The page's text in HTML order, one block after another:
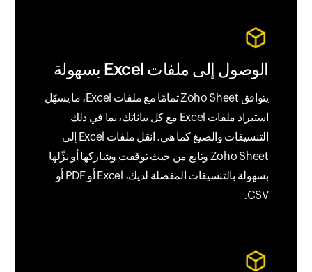
الوصول إلى ملفات Excel بسهولة
يتوافق Zoho Sheet تمامًا مع ملفات Excel، ما يسهّل
استيراد ملفات Excel مع كل بياناتك، بما في ذلك
التنسيقات والصيغ كما هي. انقل ملفات Excel إلى
Zoho Sheet وتابع من حيث توقفت وشاركها أو نزِّلها
بسهولة بالتنسيقات المفضلة لديك، Excel أو PDF أو
CSV.